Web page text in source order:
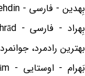
بِهدین - فارسی - behdin - آیین خوب، پیرو آیین زرتشتی
بهترین رادمرد،